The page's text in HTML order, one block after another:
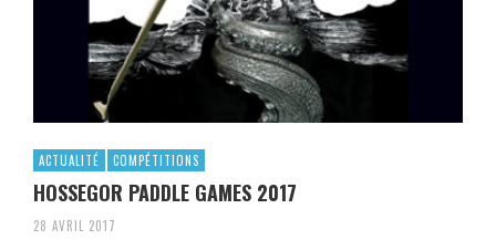
ACTUALITÉ COMPÉTITIONS
HOSSEGOR PADDLE GAMES 2017
28 AVRIL 2017